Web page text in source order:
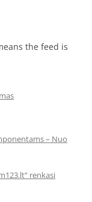
the feed is
– Nuo
renkasi